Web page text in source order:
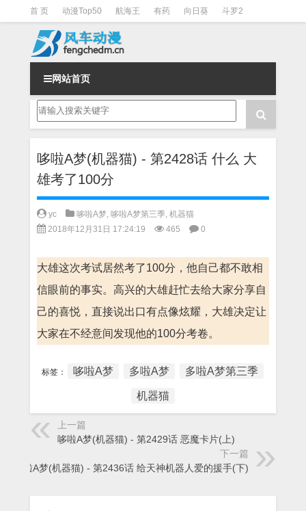
首 页 动漫Top50 航海王 有药 向日葵 斗罗2
斗罗3 火影 一拳超人
网站首页
哆啦A梦(机器猫) - 第2428话 什么 大
雄考了100分
yc 哆啦A梦, 哆啦A梦第三季, 机器猫
2018年12月31日 17:24:19
465 0
大雄这次考试居然考了100分，他自己都不敢相
信眼前的事实。高兴的大雄赶忙去给大家分享自
己的喜悦，直接说出口有点像炫耀，大雄决定让
大家在不经意间发现他的100分考卷。
标签： 哆啦A梦 多啦A梦 多啦A梦第三季
机器猫
上一篇
哆啦A梦(机器猫) - 第2429话 恶魔卡片(上)
下一篇
哆啦A梦(机器猫) - 第2436话 给天神机器人爱的援手(下)